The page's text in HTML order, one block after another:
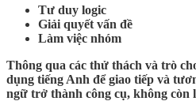
Tư duy logic
Giải quyết vấn đề
Làm việc nhóm
Thông qua các thử thách và trò
dụng tiếng Anh để giao tiếp và
ngữ trở thành công cụ, không còn